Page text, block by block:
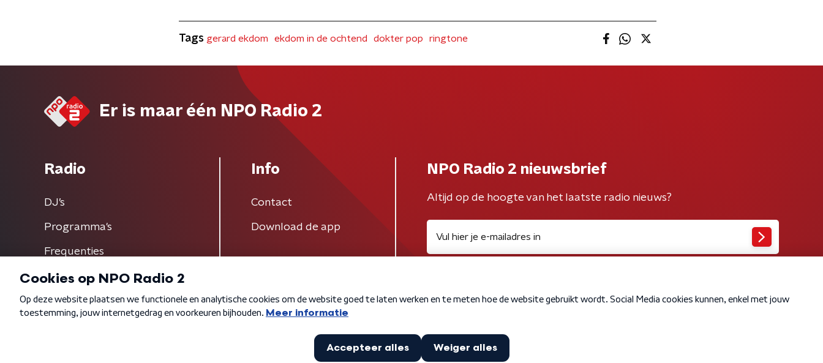
Tags gerard ekdom ekdom in de ochtend dokter pop ringtone
Er is maar één NPO Radio 2
Radio
DJ’s
Programma's
Frequenties
Info
Contact
Download de app
NPO Radio 2 nieuwsbrief
Altijd op de hoogte van het laatste radio nieuws?
Algemene voorwaarden Privacybeleid